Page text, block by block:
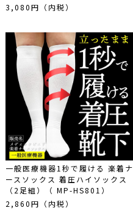
3,080円（内税）
一般医療機器1秒で履ける 楽着ナ
ースソックス 着圧ハイソックス
（2足組）（ MP-HS801）
2,860円（内税）